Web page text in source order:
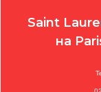
Saint
на